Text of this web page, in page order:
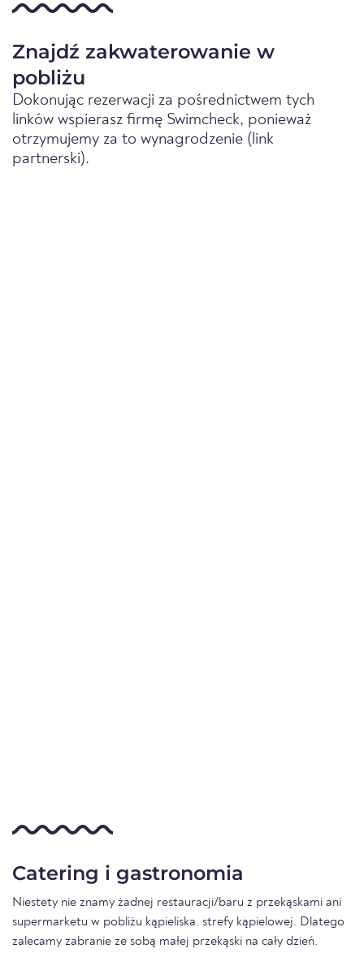
Znajdź zakwaterowanie w
pobliżu
Dokonując rezerwacji za pośrednictwem tych
linków wspierasz firmę Swimcheck, ponieważ
otrzymujemy za to wynagrodzenie (link
partnerski).
Catering i gastronomia
Niestety nie znamy żadnej restauracji/baru z przekąskami ani
supermarketu w pobliżu kąpieliska. strefy kąpielowej. Dlatego
zalecamy zabranie ze sobą małej przekąski na cały dzień.